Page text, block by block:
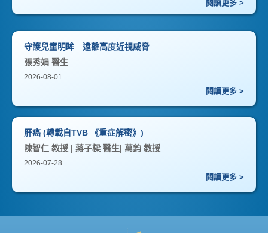
閱讀更多 >
守護兒童明眸 遠離高度近視威脅
張秀娟 醫生
2026-08-01
閱讀更多 >
肝癌 (轉載自TVB 《重症解密》)
陳智仁 教授 | 蔣子樑 醫生| 萬鈞 教授
2026-07-28
閱讀更多 >